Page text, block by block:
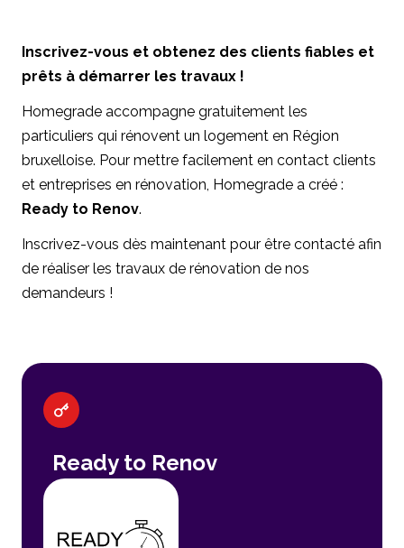
Inscrivez-vous et obtenez des clients fiables et
prêts à démarrer les travaux !
Homegrade accompagne gratuitement les
particuliers qui rénovent un logement en Région
bruxelloise. Pour mettre facilement en contact clients
et entreprises en rénovation, Homegrade a créé :
Ready to Renov.
Inscrivez-vous dès maintenant pour être contacté afin
de réaliser les travaux de rénovation de nos
demandeurs !
Ready to Renov